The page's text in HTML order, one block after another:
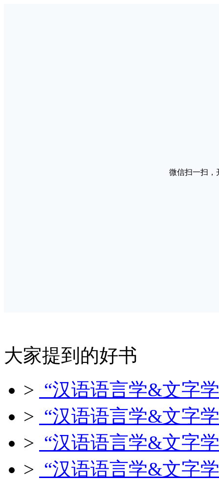
微信扫一扫，
大家提到的好书
> “汉语语言学&文字
> “汉语语言学&文字
> “汉语语言学&文字
> “汉语语言学&文字